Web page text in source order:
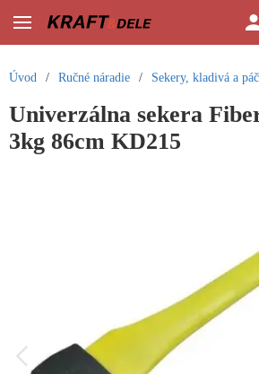
Úvod / Ručné náradie / Sekery, kladivá a
Univerzálna sekera
3kg 86cm KD215